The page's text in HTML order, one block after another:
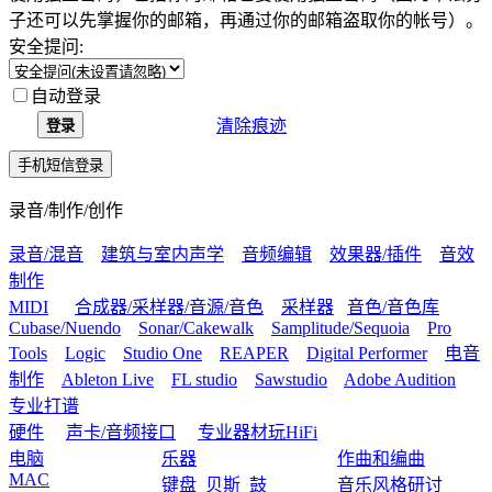
子还可以先掌握你的邮箱，再通过你的邮箱盗取你的帐号）。
安全提问:
自动登录
登录 清除痕迹
手机短信登录
录音/制作/创作
录音/混音 建筑与室内声学 音频编辑 效果器/插件
音效
制作
MIDI
合成器/采样器/音源/音色 采样器
音色/音色库
Cubase/Nuendo
Sonar/Cakewalk Samplitude/Sequoia
Pro
Tools
Logic Studio One REAPER Digital Performer
电音
制作
Ableton Live FL studio Sawstudio
Adobe Audition
专业打谱
硬件
声卡/音频接口
专业器材玩HiFi
电脑
MAC
乐器
键盘 贝斯 鼓
作曲和编曲
音乐风格研讨